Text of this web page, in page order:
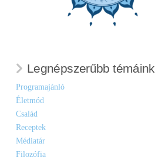
Legnépszerűbb témáink
Programajánló
Életmód
Család
Receptek
Médiatár
Filozófia